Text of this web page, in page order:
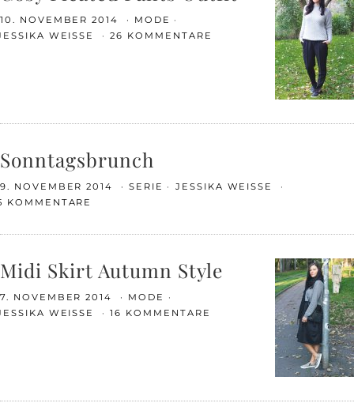
10. NOVEMBER 2014
MODE
WEISSE
26 KOMMENTARE
Sonntagsbrunch
9. NOVEMBER 2014 SERIE
JESSIKA WEISSE
KOMMENTARE
Midi Skirt Autumn Style
7. NOVEMBER 2014
MODE
WEISSE
16 KOMMENTARE